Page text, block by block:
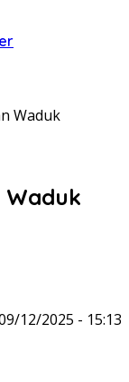
Waduk
12/2025 - 15:13